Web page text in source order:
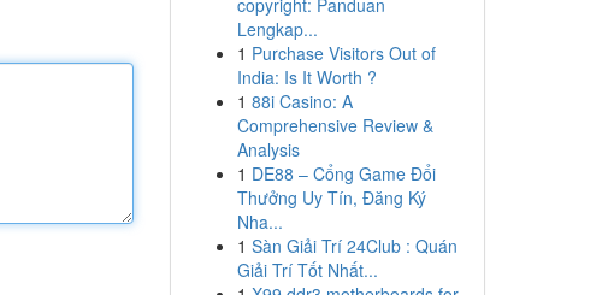
copyright: Panduan
Lengkap...
1 Purchase Visitors Out of
India: Is It Worth ?
1 88i Casino: A
Comprehensive Review &
Analysis
1 DE88 – Cổng Game Đổi
Thưởng Uy Tín, Đăng Ký
Nha...
1 Sàn Giải Trí 24Club : Quán
Giải Trí Tốt Nhất...